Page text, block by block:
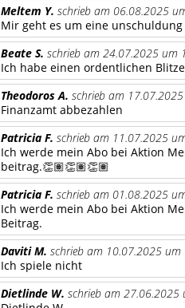
Meltem Y. schrieb am 06.08.2025
Mir geht es um eine
Beate S. schrieb am 24.07.2025 um
Ich habe einen ordentlichen
Theodoros A. schrieb am
Finanzamt abbezahlen
Patricia F. schrieb am 11.07.2025
Ich werde mein Abo bei Aktion
beitrag.👏🏽👏🏽👏🏽
Patricia F. schrieb am 01.08.2025
Ich werde mein Abo bei Aktion
Beitrag.
Daviti M. schrieb am 10.07.2025 um
Ich spiele nicht
Dietlinde W. schrieb am 27.06.2025